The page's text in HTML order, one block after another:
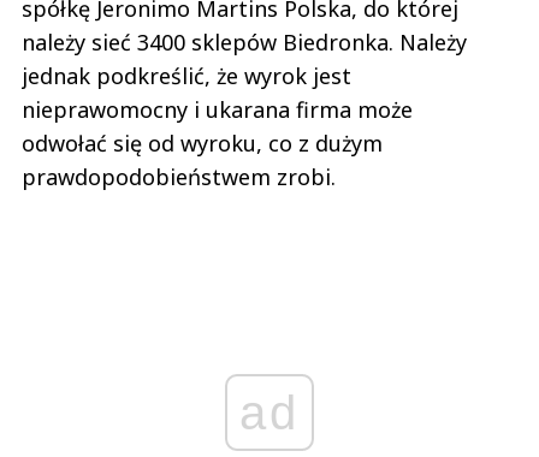
spółkę Jeronimo Martins Polska, do której
należy sieć 3400 sklepów Biedronka. Należy
jednak podkreślić, że wyrok jest
nieprawomocny i ukarana firma może
odwołać się od wyroku, co z dużym
prawdopodobieństwem zrobi.
ad